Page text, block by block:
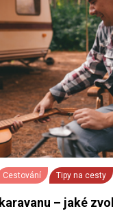
Cestování Tipy na cesty
– jaké